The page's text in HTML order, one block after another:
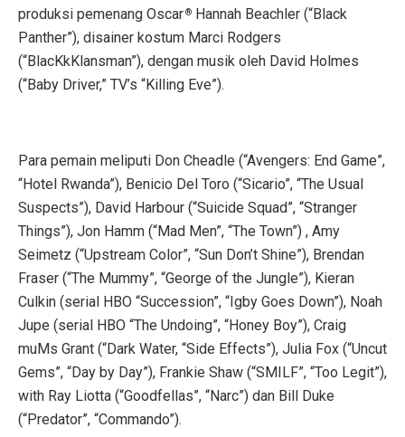
produksi pemenang Oscar® Hannah Beachler (“Black
Panther”), disainer kostum Marci Rodgers
(“BlacKkKlansman”), dengan musik oleh David Holmes
(“Baby Driver,” TV’s “Killing Eve”).
Para pemain meliputi Don Cheadle (“Avengers: End Game”,
“Hotel Rwanda”), Benicio Del Toro (“Sicario”, “The Usual
Suspects”), David Harbour (“Suicide Squad”, “Stranger
Things”), Jon Hamm (“Mad Men”, “The Town”) , Amy
Seimetz (“Upstream Color”, “Sun Don’t Shine”), Brendan
Fraser (“The Mummy”, “George of the Jungle”), Kieran
Culkin (serial HBO “Succession”, “Igby Goes Down”), Noah
Jupe (serial HBO “The Undoing”, “Honey Boy”), Craig
muMs Grant (“Dark Water, “Side Effects”), Julia Fox (“Uncut
Gems”, “Day by Day”), Frankie Shaw (“SMILF”, “Too Legit”),
with Ray Liotta (“Goodfellas”, “Narc”) dan Bill Duke
(“Predator”, “Commando”).